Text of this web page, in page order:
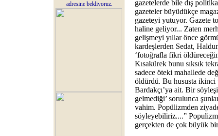
adresine bekliyoruz.
gazetelerde bile dış
gazeteler büyüdükçe
gazeteyi yutuyor. Gazete
haline geliyor... Zaten
gelişmeyi yıllar önce
kardeşlerden Sedat,
‘fotoğrafla fikri
Kısakürek bunu sıksık
sadece öteki mahallede
öldürdü. Bu hususta ikinci
Bardakçı’ya ait. Bir
gelmediği’ sorulunca
vahim. Popülizmden
söyleyebiliriz....”
gerçekten de çok büyük